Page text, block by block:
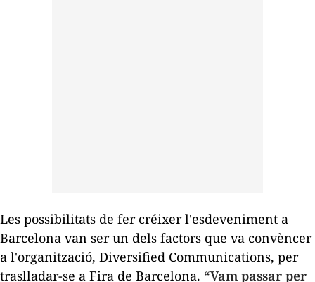
Les possibilitats de fer créixer l'esdeveniment a
Barcelona van ser un dels factors que va convèncer
a l'organització, Diversified Communications, per
traslladar-se a Fira de Barcelona. “Vam passar per